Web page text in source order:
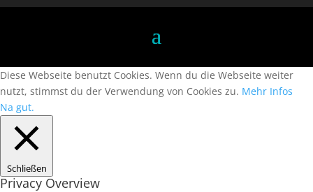
Diese Webseite benutzt Cookies. Wenn du die Webseite weiter
nutzt, stimmst du der Verwendung von Cookies zu. Mehr Infos
Na gut.
Schließen
Privacy Overview